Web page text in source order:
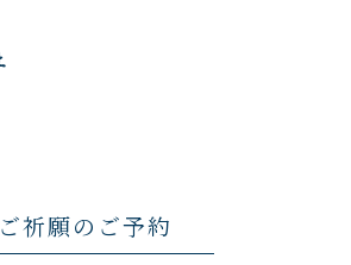
ご祈願のご予約